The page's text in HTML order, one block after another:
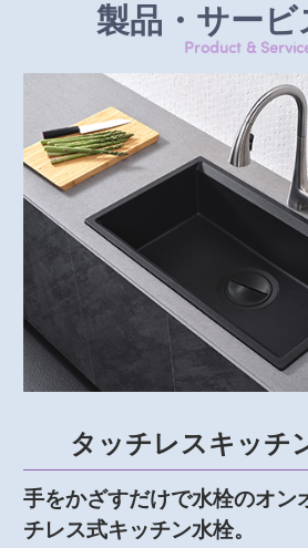
製品・サービ
Product &
タッチレスキッチ
手をかざすだけで水栓のオン
チレス式キッチン水栓。